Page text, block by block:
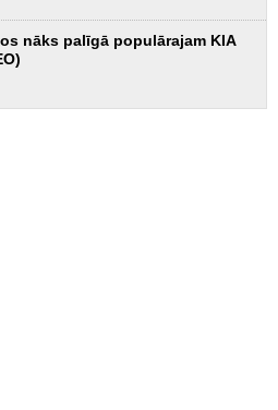
nāks palīgā populārajam KIA